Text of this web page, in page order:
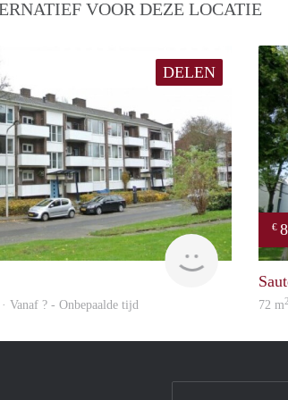
VOOR DEZE LOCATIE
DELEN
finder
· Vanaf ? - Onbepaalde tijd
€
72 m2